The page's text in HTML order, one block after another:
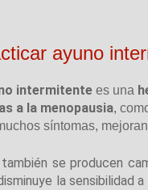
ayuno
intermitente es una
a la menopausia,
síntomas,
también se producen
la sensibilidad